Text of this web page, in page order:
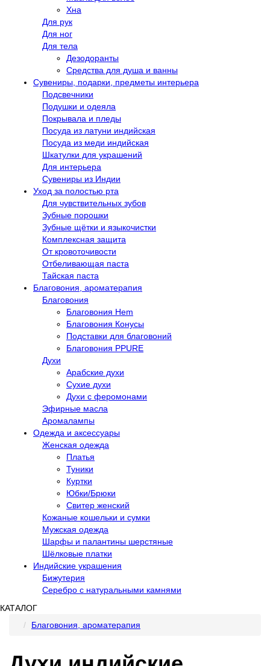
Хна
Для рук
Для ног
Для тела
Дезодоранты
Средства для душа и ванны
Сувениры, подарки, предметы интерьера
Подсвечники
Подушки и одеяла
Покрывала и пледы
Посуда из латуни индийская
Посуда из меди индийская
Шкатулки для украшений
Для интерьера
Сувениры из Индии
Уход за полостью рта
Для чувствительных зубов
Зубные порошки
Зубные щётки и языкочистки
Комплексная защита
От кровоточивости
Отбеливающая паста
Тайская паста
Благовония, ароматерапия
Благовония
Благовония Hem
Благовония Конусы
Подставки для благовоний
Благовония PPURE
Духи
Арабские духи
Сухие духи
Духи с феромонами
Эфирные масла
Аромалампы
Одежда и аксессуары
Женская одежда
Платья
Туники
Куртки
Юбки/Брюки
Свитер женский
Кожаные кошельки и сумки
Мужская одежда
Шарфы и палантины шерстяные
Шёлковые платки
Индийские украшения
Бижутерия
Серебро с натуральными камнями
КАТАЛОГ
Благовония, ароматерапия